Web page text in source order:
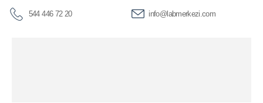
544 446 72 20 info@labmerkezi.com